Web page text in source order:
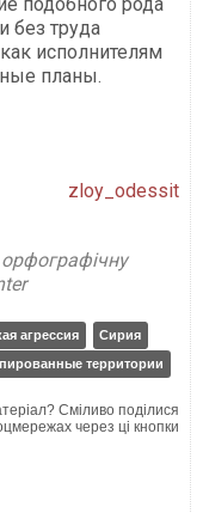
без труда
исполнителям
планы.
zloy_odessit
агрессия
Сирия
территории
Сміливо поділися
через ці кнопки